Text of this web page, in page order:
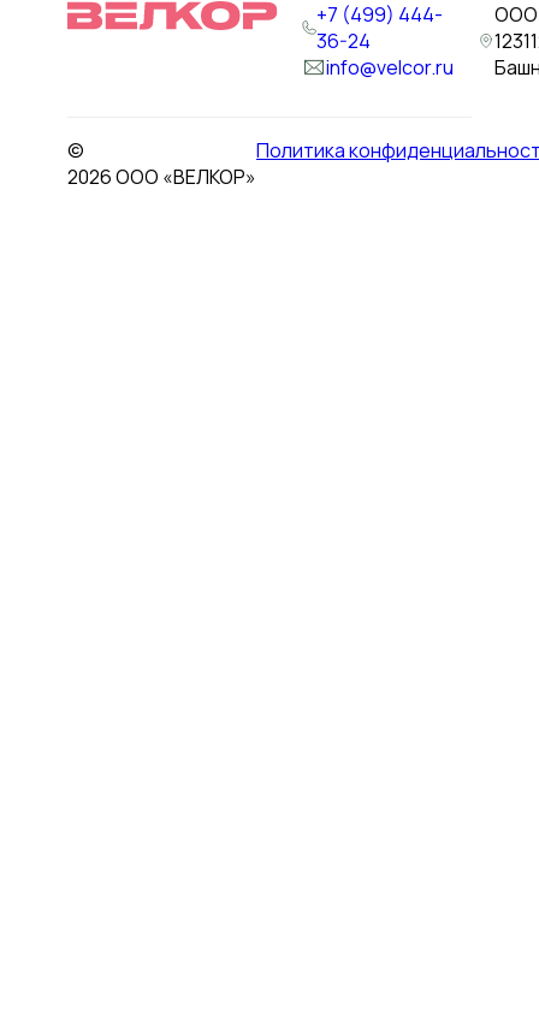
+7 (499) 444-
36-24
info@velcor.ru
ООО
©
2026 ООО «ВЕЛКОР»
Политика